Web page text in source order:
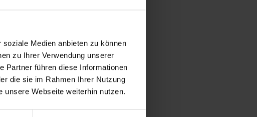
Medien anbieten zu können
zu Ihrer Verwendung unserer
Partner führen diese Informationen
die sie im Rahmen Ihrer Nutzung
unsere Webseite weiterhin nutzen.